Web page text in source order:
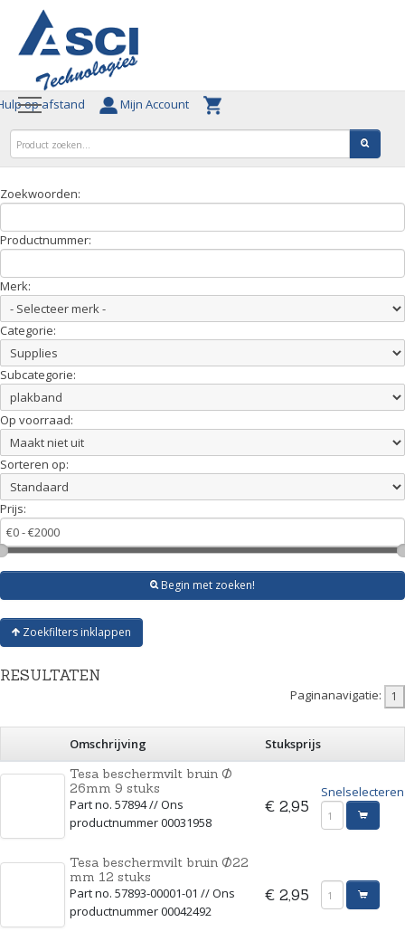
op afstand Mijn Account
Zoekwoorden:
Productnummer:
Merk:
Categorie:
Subcategorie:
Op voorraad:
Sorteren op:
Prijs:
Begin met zoeken!
Zoekfilters inklappen
RESULTATEN
Paginanavigatie:
Omschrijving
Stuksprijs
Tesa beschermvilt bruin Ø
26mm 9 stuks
Part no. 57894 // Ons
productnummer 00031958
€ 2,95
Snelselecteren
Tesa beschermvilt bruin Ø22
mm 12 stuks
Part no. 57893-00001-01 // Ons
productnummer 00042492
€ 2,95